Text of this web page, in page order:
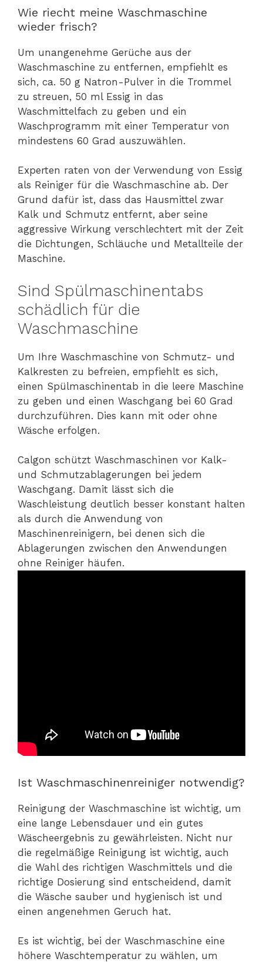
Wie riecht meine Waschmaschine
wieder frisch?
Um unangenehme Gerüche aus der
Waschmaschine zu entfernen, empfiehlt es
sich, ca. 50 g Natron-Pulver in die Trommel
zu streuen, 50 ml Essig in das
Waschmittelfach zu geben und ein
Waschprogramm mit einer Temperatur von
mindestens 60 Grad auszuwählen.
Experten raten von der Verwendung von Essig
als Reiniger für die Waschmaschine ab. Der
Grund dafür ist, dass das Hausmittel zwar
Kalk und Schmutz entfernt, aber seine
aggressive Wirkung verschlechtert mit der Zeit
die Dichtungen, Schläuche und Metallteile der
Maschine.
Sind Spülmaschinentabs
schädlich für die
Waschmaschine
Um Ihre Waschmaschine von Schmutz- und
Kalkresten zu befreien, empfiehlt es sich,
einen Spülmaschinentab in die leere Maschine
zu geben und einen Waschgang bei 60 Grad
durchzuführen. Dies kann mit oder ohne
Wäsche erfolgen.
Calgon schützt Waschmaschinen vor Kalk-
und Schmutzablagerungen bei jedem
Waschgang. Damit lässt sich die
Waschleistung deutlich besser konstant halten
als durch die Anwendung von
Maschinenreinigern, bei denen sich die
Ablagerungen zwischen den Anwendungen
ohne Reiniger häufen.
Ist Waschmaschinenreiniger notwendig?
Reinigung der Waschmaschine ist wichtig, um
eine lange Lebensdauer und ein gutes
Wäscheergebnis zu gewährleisten. Nicht nur
die regelmäßige Reinigung ist wichtig, auch
die Wahl des richtigen Waschmittels und die
richtige Dosierung sind entscheidend, damit
die Wäsche sauber und hygienisch ist und
einen angenehmen Geruch hat.
Es ist wichtig, bei der Waschmaschine eine
höhere Waschtemperatur zu wählen, um